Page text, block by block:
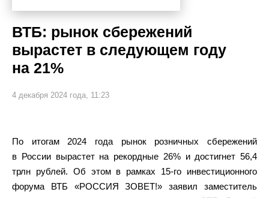
ВТБ: рынок сбережений
вырастет в следующем году
на 21%
4 декабря 2024 года, 11:23
По итогам 2024 года рынок розничных сбережений
в России вырастет на рекордные 26% и достигнет 56,4
трлн рублей. Об этом в рамках 15-го инвестиционного
форума ВТБ «РОССИЯ ЗОВЕТ!» заявил заместитель